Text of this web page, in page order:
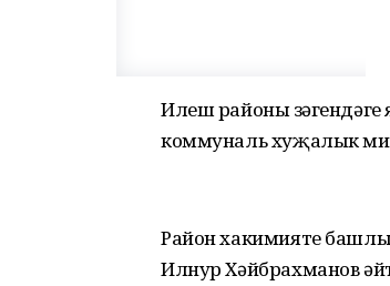
Илеш районы
коммуналь хуҗалык
Район хакимияте
Илнур Хәйбрахманов